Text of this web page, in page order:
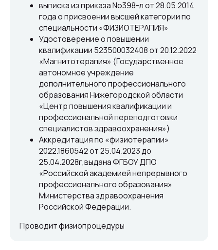
выписка из приказа No398-л от 28.05.2014
года о присвоении высшей категории по
специальности «ФИЗИОТЕРАПИЯ»
Удостоверение о повышении
квалификации 523500032408 от 20.12.2022
«Магнитотерапия» (Государственное
автономное учреждение
дополнительного профессионального
образования Нижегородской области
«Центр повышения квалификации и
профессиональной переподготовки
специалистов здравоохранения»)
Аккредитация по «физиотерапии»
2022.1860542 от 25.04.2023 до
25.04.2028г,выдана ФГБОУ ДПО
«Российской академией непрерывного
профессионального образования»
Министерства здравоохранения
Российской Федерации.
Проводит физиопроцедуры
Разработка сайта
it
Согласие на обработку персональных данных
Положение об обработке персональных данных
Все права защищены®
Материалы, размещенные на данной странице,
носят информационный характер и не являются
медицинскими рекомендациями. У медицинских
услуг имеются противопоказания, необходима